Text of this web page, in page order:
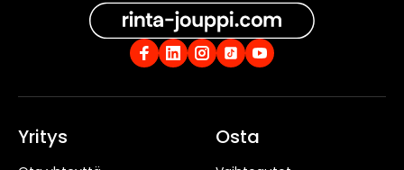
Yritys Osta